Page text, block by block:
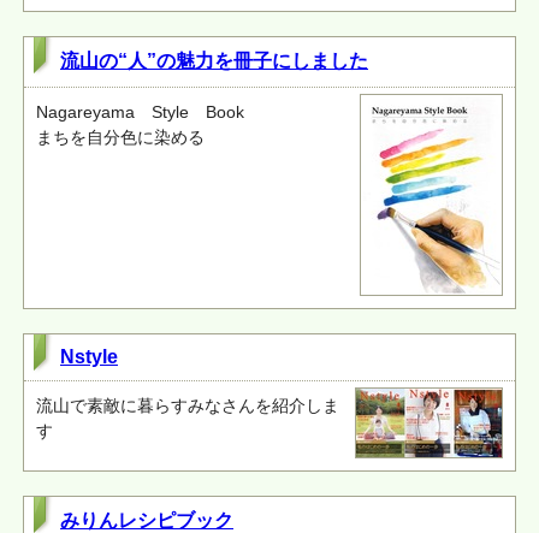
流山の“人”の魅力を冊子にしました
Nagareyama Style Book
まちを自分色に染める
Nstyle
流山で素敵に暮らすみなさんを紹介しま
す
みりんレシピブック